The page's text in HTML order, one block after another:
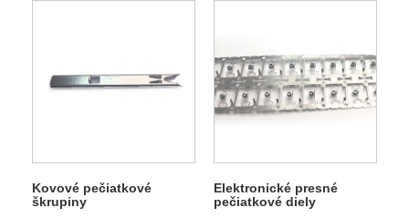
Kovové pečiatkové
škrupiny
Elektronické presné
pečiatkové diely